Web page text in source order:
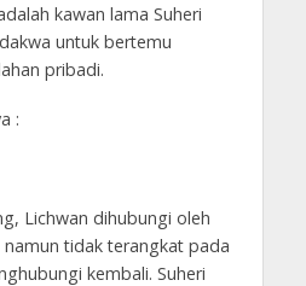
kawan lama Suheri
untuk bertemu
pribadi.
:
Lichwan dihubungi oleh
tidak terangkat pada
kembali. Suheri